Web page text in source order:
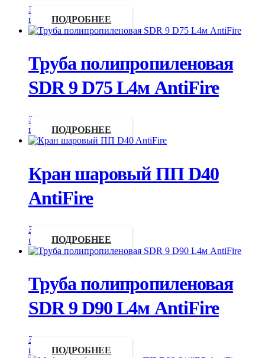
Запросить
цену
ПОДРОБНЕЕ
Труба полипропиленовая
SDR 9 D75 L4м AntiFire
Запросить
цену
ПОДРОБНЕЕ
Кран шаровый ПП D40
AntiFire
Запросить
цену
ПОДРОБНЕЕ
Труба полипропиленовая
SDR 9 D90 L4м AntiFire
Запросить
цену
ПОДРОБНЕЕ